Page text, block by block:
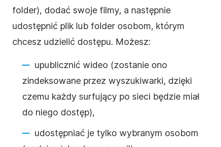
folder), dodać swoje filmy, a następnie
udostępnić plik lub folder osobom, którym
chcesz udzielić dostępu. Możesz:
upublicznić wideo (zostanie ono
zindeksowane przez wyszukiwarki, dzięki
czemu każdy surfujący po sieci będzie miał
do niego dostęp),
udostępniać je tylko wybranym osobom